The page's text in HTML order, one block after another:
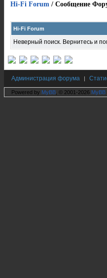
Hi-Fi Forum / Сообщение
Hi-Fi Forum
Неверный поиск. Вернитесь и
Администрация форума |
Powered by MyBB , © 2001-2026